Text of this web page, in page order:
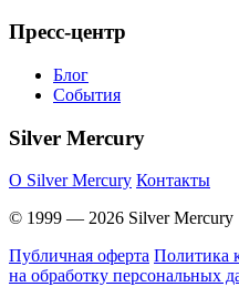
Пресс-центр
Блог
События
Silver Mercury
O Silver Mercury Контакты
© 1999 — 2026 Silver Mercury
Публичная оферта Политика
на обработку персональных